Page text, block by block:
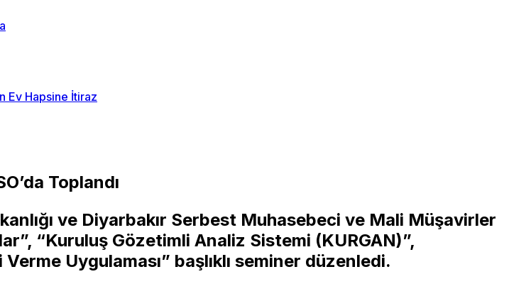
Ev Hapsine İtiraz
Toplandı
ve Diyarbakır Serbest Muhasebeci ve Mali Müşavirler
“Kuruluş Gözetimli Analiz Sistemi (KURGAN)”,
Uygulaması” başlıklı seminer düzenledi.